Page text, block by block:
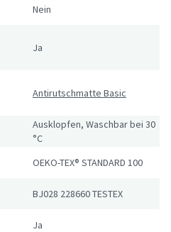
Nein
Ja
Antirutschmatte Basic
Ausklopfen, Waschbar bei 30
°C
OEKO-TEX® STANDARD 100
BJ028 228660 TESTEX
Ja